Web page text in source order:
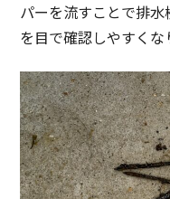
パーを流すことで排
を目で確認しやすくな